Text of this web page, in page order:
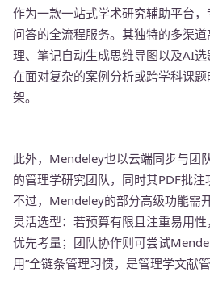
作为一款一站式学术研究辅助平台
问答的全流程服务。其独特的多渠
理、笔记自动生成思维导图以及AI
在面对复杂的案例分析或跨学科课
架。
此外，Mendeley也以云端同步与团
的管理学研究团队，同时其PDF批
不过，Mendeley的部分高级功能需
灵活选型：若预算有限且注重易用
优先考量；团队协作则可尝试
用”全链条管理习惯，是管理学文献